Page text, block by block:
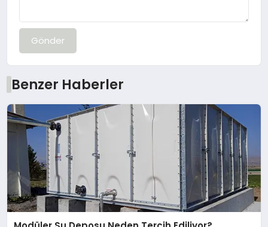
Gönder
Benzer Haberler